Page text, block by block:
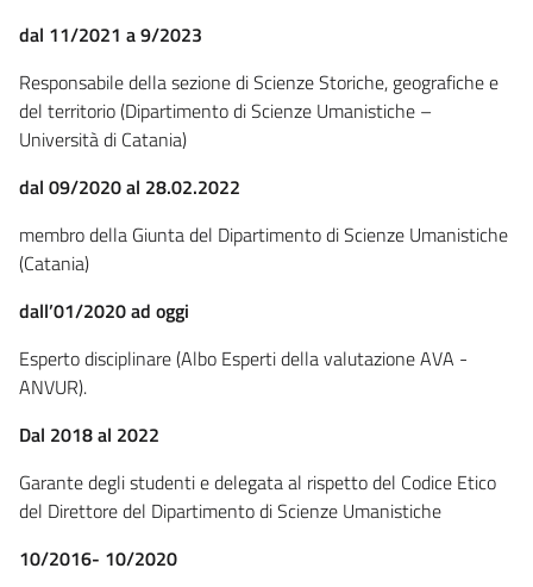
dal 11/2021 a 9/2023
Responsabile della sezione di Scienze Storiche, geografiche e
del territorio (Dipartimento di Scienze Umanistiche –
Università di Catania)
dal 09/2020 al 28.02.2022
membro della Giunta del Dipartimento di Scienze Umanistiche
(Catania)
dall’01/2020 ad oggi
Esperto disciplinare (Albo Esperti della valutazione AVA -
ANVUR).
Dal 2018 al 2022
Garante degli studenti e delegata al rispetto del Codice Etico
del Direttore del Dipartimento di Scienze Umanistiche
10/2016- 10/2020